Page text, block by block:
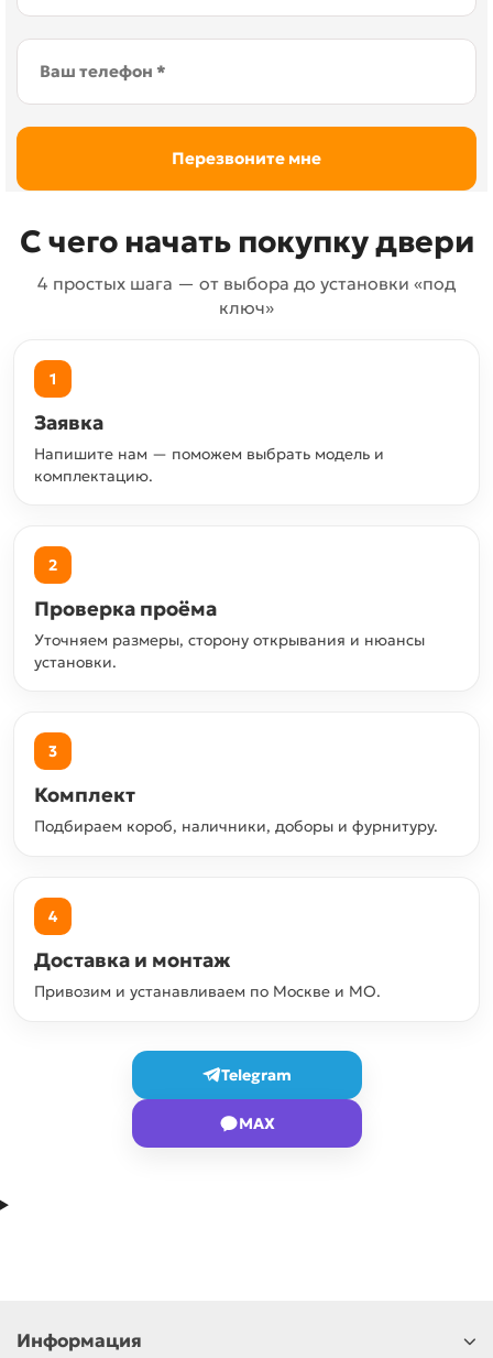
С чего начать покупку двери
4 простых шага — от выбора до установки «под
ключ»
1
Заявка
Напишите нам — поможем выбрать модель и
комплектацию.
2
Проверка проёма
Уточняем размеры, сторону открывания и нюансы
установки.
3
Комплект
Подбираем короб, наличники, доборы и фурнитуру.
4
Доставка и монтаж
Привозим и устанавливаем по Москве и МО.
Telegram
MAX
Информация